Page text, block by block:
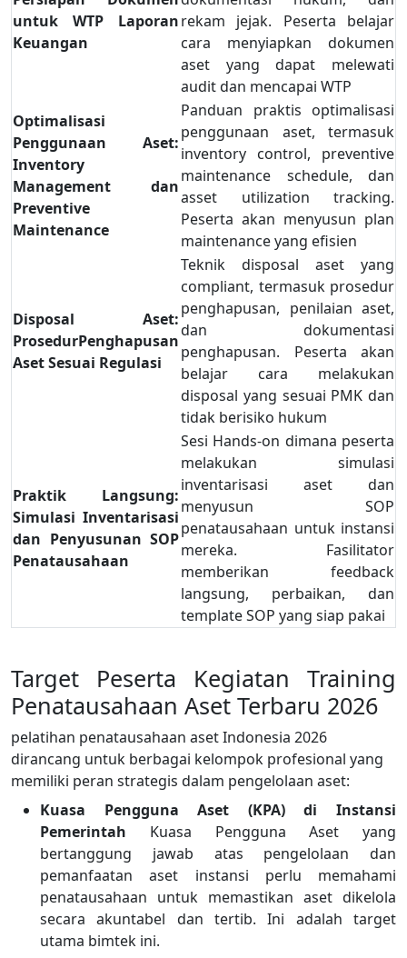
untuk WTP Laporan
Keuangan
rekam jejak. Peserta belajar
cara menyiapkan dokumen
aset yang dapat melewati
audit dan mencapai WTP
Optimalisasi
Penggunaan Aset:
Inventory
Management dan
Preventive
Maintenance
Panduan praktis optimalisasi
penggunaan aset, termasuk
inventory control, preventive
maintenance schedule, dan
asset utilization tracking.
Peserta akan menyusun plan
maintenance yang efisien
Disposal Aset:
ProsedurPenghapusan
Aset Sesuai Regulasi
Teknik disposal aset yang
compliant, termasuk prosedur
penghapusan, penilaian aset,
dan dokumentasi
penghapusan. Peserta akan
belajar cara melakukan
disposal yang sesuai PMK dan
tidak berisiko hukum
Praktik Langsung:
Simulasi Inventarisasi
dan Penyusunan SOP
Penatausahaan
Sesi Hands-on dimana peserta
melakukan simulasi
inventarisasi aset dan
menyusun SOP
penatausahaan untuk instansi
mereka. Fasilitator
memberikan feedback
langsung, perbaikan, dan
template SOP yang siap pakai
Target Peserta Kegiatan Training
Penatausahaan Aset Terbaru 2026
pelatihan penatausahaan aset Indonesia 2026
dirancang untuk berbagai kelompok profesional yang
memiliki peran strategis dalam pengelolaan aset:
Kuasa Pengguna Aset (KPA) di Instansi
Pemerintah
Kuasa Pengguna Aset yang
bertanggung jawab atas pengelolaan dan
pemanfaatan aset instansi perlu memahami
penatausahaan untuk memastikan aset dikelola
secara akuntabel dan tertib. Ini adalah target
utama bimtek ini.